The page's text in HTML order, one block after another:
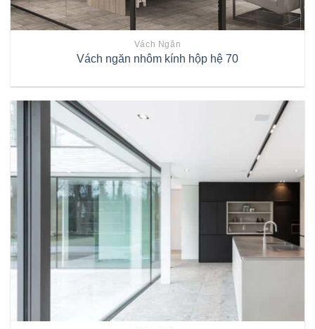
Vách Ngăn
Vách ngăn nhôm kính hộp hệ 70